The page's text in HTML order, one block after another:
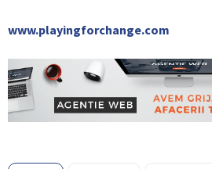
www.playingforchange.com